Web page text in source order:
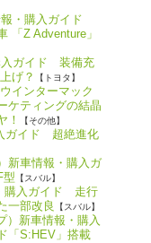
報・購入ガイド
「Z Adventure」
入ガイド 装備充
げ？
【トヨタ】
インターマック
ケティングの結晶
！
【その他】
ガイド 超絶進化
新車情報・購入ガ
型 【スバル】
購入ガイド 走行
一部改良
【スバル】
）新車情報・購入
「S:HEV」搭載